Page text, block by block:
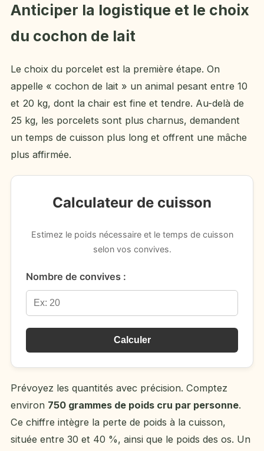
Anticiper la logistique et le choix
du cochon de lait
Le choix du porcelet est la première étape. On
appelle « cochon de lait » un animal pesant entre 10
et 20 kg, dont la chair est fine et tendre. Au-delà de
25 kg, les porcelets sont plus charnus, demandent
un temps de cuisson plus long et offrent une mâche
plus affirmée.
Calculateur de cuisson
Estimez le poids nécessaire et le temps de cuisson
selon vos convives.
Nombre de convives :
Calculer
Prévoyez les quantités avec précision. Comptez
environ 750 grammes de poids cru par personne.
Ce chiffre intègre la perte de poids à la cuisson,
située entre 30 et 40 %, ainsi que le poids des os. Un